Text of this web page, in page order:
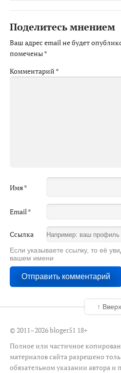
Поделитесь мнением
Ваш адрес email не будет
помечены*
Комментарий *
Имя*
Email*
Ссылка
Если указываете ссылку, то её
вашем имени
© 2011–2026 bloger51 18+
Полное или частичное
материалов сайта разрешено
обязательном указании автора и
↑ Вверх